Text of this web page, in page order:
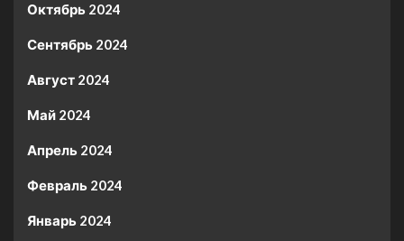
Октябрь 2024
Сентябрь 2024
Август 2024
Май 2024
Апрель 2024
Февраль 2024
Январь 2024